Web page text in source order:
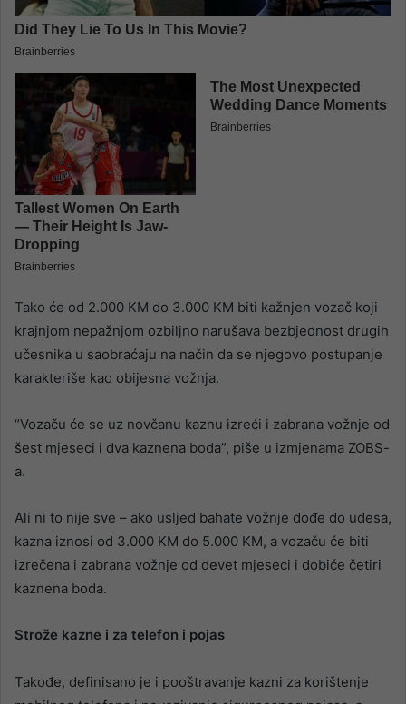
Tako će od 2.000 KM do 3.000 KM biti kažnjen vozač koji
krajnjom nepažnjom ozbiljno narušava bezbjednost drugih
učesnika u saobraćaju na način da se njegovo postupanje
karakteriše kao obijesna vožnja.
“Vozaču će se uz novčanu kaznu izreći i zabrana vožnje od
šest mjeseci i dva kaznena boda”, piše u izmjenama ZOBS-
a.
Ali ni to nije sve – ako usljed bahate vožnje dođe do udesa,
kazna iznosi od 3.000 KM do 5.000 KM, a vozaču će biti
izrečena i zabrana vožnje od devet mjeseci i dobiće četiri
kaznena boda.
Strože kazne i za telefon i pojas
Takođe, definisano je i pooštravanje kazni za korištenje